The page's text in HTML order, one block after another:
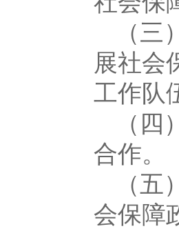
（
展社会
工作队
（
合作。
（
会保障